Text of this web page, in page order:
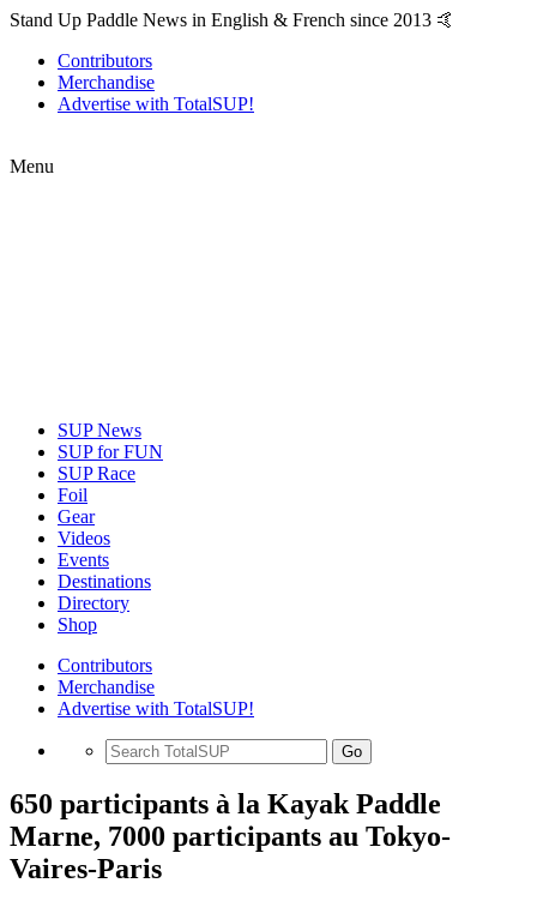
Stand Up Paddle News in English & French since 2013 🤙
Contributors
Merchandise
Advertise with TotalSUP!
Menu
SUP News
SUP for FUN
SUP Race
Foil
Gear
Videos
Events
Destinations
Directory
Shop
Contributors
Merchandise
Advertise with TotalSUP!
Go
650 participants à la Kayak Paddle
Marne, 7000 participants au Tokyo-
Vaires-Paris